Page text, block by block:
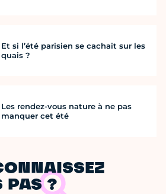
Et si l’été parisien se cachait sur les
quais ?
Les rendez-vous nature à ne pas
manquer cet été
PAS ?